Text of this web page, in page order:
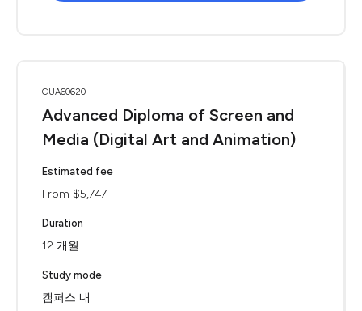
CUA60620
Advanced Diploma of Screen and
Media (Digital Art and Animation)
Estimated fee
From $5,747
Duration
12 개월
Study mode
캠퍼스 내